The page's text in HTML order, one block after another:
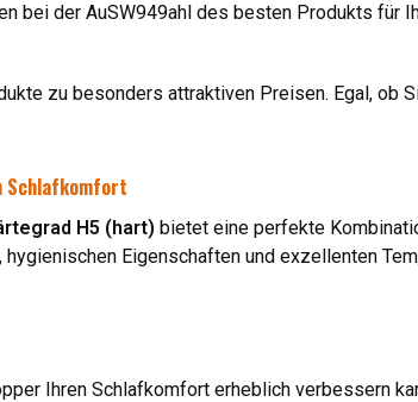
bei der AuSW949ahl des besten Produkts für
zu besonders attraktiven Preisen. Egal, ob
Schlafkomfort
H5 (hart) bietet eine perfekte
Eigenschaften und exzellenten
Ihren Schlafkomfort erheblich verbessern